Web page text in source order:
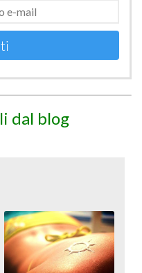
dal blog